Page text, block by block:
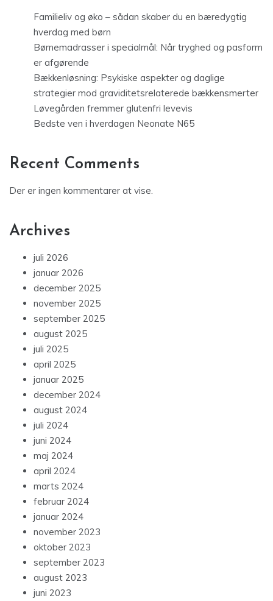
Familieliv og øko – sådan skaber du en bæredygtig
hverdag med børn
Børnemadrasser i specialmål: Når tryghed og pasform
er afgørende
Bækkenløsning: Psykiske aspekter og daglige
strategier mod graviditetsrelaterede bækkensmerter
Løvegården fremmer glutenfri levevis
Bedste ven i hverdagen Neonate N65
Recent Comments
Der er ingen kommentarer at vise.
Archives
juli 2026
januar 2026
december 2025
november 2025
september 2025
august 2025
juli 2025
april 2025
januar 2025
december 2024
august 2024
juli 2024
juni 2024
maj 2024
april 2024
marts 2024
februar 2024
januar 2024
november 2023
oktober 2023
september 2023
august 2023
juni 2023